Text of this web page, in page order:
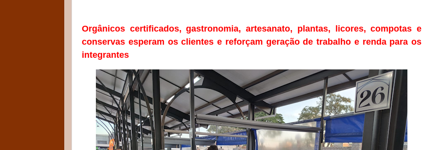
Orgânicos certificados, gastronomia, artesanato, plantas, licores, compotas e
conservas esperam os clientes e reforçam geração de trabalho e renda para os
integrantes